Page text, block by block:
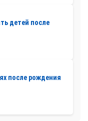
детей после
после рождения